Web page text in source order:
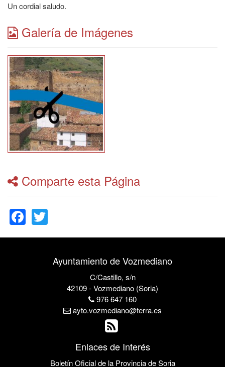
Un cordial saludo.
Galería de Imágenes
Comparte esta Página
Facebook
Ayuntamiento de Vozmediano
C/Castillo, s/n
42109 - Vozmediano (Soria)
976 647 160
ayto.vozmediano@terra.es
Enlaces de Interés
Boletín Oficial de la Provincia de Soria